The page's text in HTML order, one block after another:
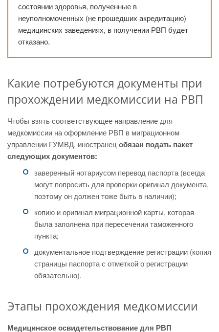
состоянии здоровья, полученные в
неуполномоченных (не прошедших акредитацию)
медицинских заведениях, в получении РВП будет
отказано.
Какие потребуются документы при
прохождении медкомиссии на РВП
Чтобы взять соответствующее направление для
медкомиссии на оформление РВП в миграционном
управлении ГУМВД, иностранец обязан подать пакет
следующих документов:
заверенный нотариусом перевод паспорта (всегда
могут попросить для проверки оригинал документа,
поэтому он должен тоже быть в наличии);
копию и оригинал миграционной карты, которая
была заполнена при пересечении таможенного
пункта;
документальное подтверждение регистрации (копия
страницы паспорта с отметкой о регистрации
обязательно).
Этапы прохождения медкомиссии
Медицинское освидетельствование для РВП